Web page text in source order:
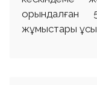
орындалған
жұмыстары